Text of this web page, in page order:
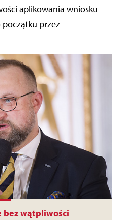
aplikowania wniosku
przez
bez wątpliwości